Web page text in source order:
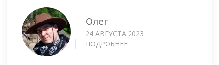
Олег
24 АВГУСТА 2023
ПОДРОБНЕЕ